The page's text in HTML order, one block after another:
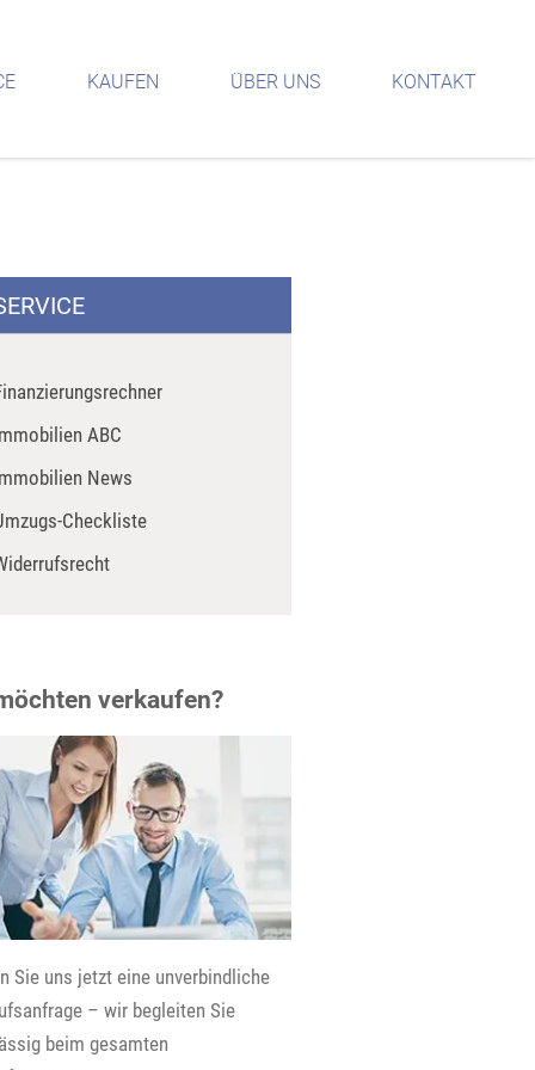
KAUFEN ÜBER UNS KONTAKT
ABC
News
Checkliste
verkaufen?
Sie uns jetzt eine unverbindliche
– wir begleiten Sie
beim gesamten